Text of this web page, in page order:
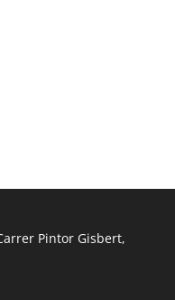
Pintor Gisbert,